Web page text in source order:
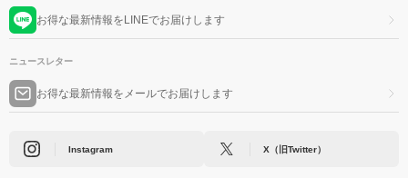
お得な最新情報をLINEでお届けします
ニュースレター
お得な最新情報をメールでお届けします
Instagram X（旧Twitter）